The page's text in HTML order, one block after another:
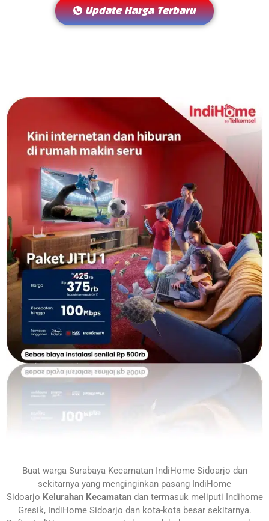
Update Harga Terbaru
Buat warga Surabaya Kecamatan IndiHome Sidoarjo dan
sekitarnya yang menginginkan pasang IndiHome
Sidoarjo Kelurahan Kecamatan dan termasuk meliputi Indihome
Gresik, IndiHome Sidoarjo dan kota-kota besar sekitarnya.